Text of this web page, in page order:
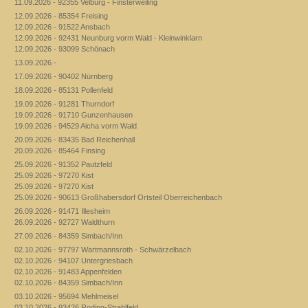
11.09.2026 - 92355 Velburg - Finsterweiling
12.09.2026 - 85354 Freising
12.09.2026 - 91522 Ansbach
12.09.2026 - 92431 Neunburg vorm Wald - Kleinwinklarn
12.09.2026 - 93099 Schönach
13.09.2026 -
17.09.2026 - 90402 Nürnberg
18.09.2026 - 85131 Pollenfeld
19.09.2026 - 91281 Thurndorf
19.09.2026 - 91710 Gunzenhausen
19.09.2026 - 94529 Aicha vorm Wald
20.09.2026 - 83435 Bad Reichenhall
20.09.2026 - 85464 Finsing
25.09.2026 - 91352 Pautzfeld
25.09.2026 - 97270 Kist
25.09.2026 - 97270 Kist
25.09.2026 - 90613 Großhabersdorf Ortsteil Oberreichenbach
26.09.2026 - 91471 Illesheim
26.09.2026 - 92727 Waldthurn
27.09.2026 - 84359 Simbach/Inn
02.10.2026 - 97797 Wartmannsroth - Schwärzelbach
02.10.2026 - 94107 Untergriesbach
02.10.2026 - 91483 Appenfelden
02.10.2026 - 84359 Simbach/Inn
03.10.2026 - 95694 Mehlmeisel